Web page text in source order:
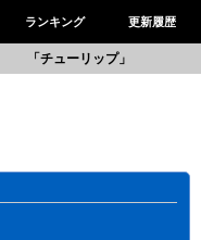
ランキング 更新履歴
「チューリップ」